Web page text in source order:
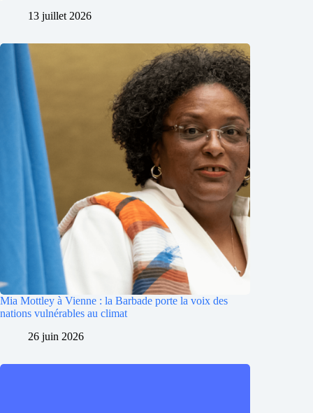
13 juillet 2026
Mia Mottley à Vienne : la Barbade porte la voix des
nations vulnérables au climat
26 juin 2026